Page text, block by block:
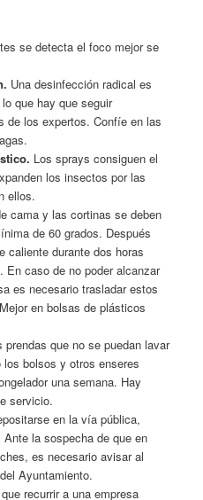
se detecta el foco mejor se
Una desinfección radical es
que hay que seguir
de los expertos. Confíe en las
Los sprays consiguen el
los insectos por las
ellos.
cama y las cortinas se deben
de 60 grados. Después
caliente durante dos horas
En caso de no poder alcanzar
es necesario trasladar estos
en bolsas de plásticos
prendas que no se puedan lavar
bolsos y otros enseres
una semana. Hay
servicio.
en la vía pública,
la sospecha de que en
es necesario avisar al
Ayuntamiento.
recurrir a una empresa